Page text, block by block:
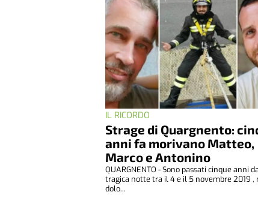
IL RICORDO
Strage di Quargnento:
anni fa morivano Matteo,
Marco e Antonino
QUARGNENTO - Sono passati cinque anni
tragica notte tra il 4 e il 5 novembre 2019 ,
dolo...